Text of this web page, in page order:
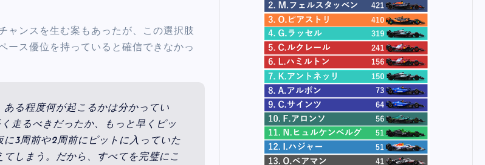
ャンスを生む案もあったが、この選択肢
ース優位を持っていると確信できなかっ
る程度何が起こるかは分かってい
走るべきだったか、もっと早くピッ
3周前や2周前にピットに入っていた
しまう。だから、すべてを完璧にこ